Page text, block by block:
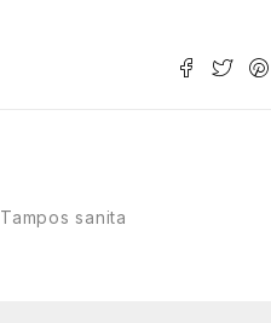
Tampos sanita